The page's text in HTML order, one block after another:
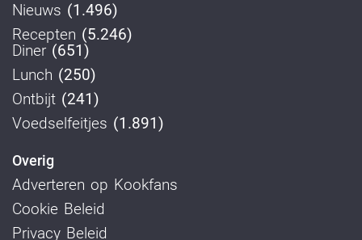
Nieuws (1.496)
Recepten (5.246)
Diner (651)
Lunch (250)
Ontbijt (241)
Voedselfeitjes (1.891)
Overig
Adverteren op Kookfans
Cookie Beleid
Privacy Beleid